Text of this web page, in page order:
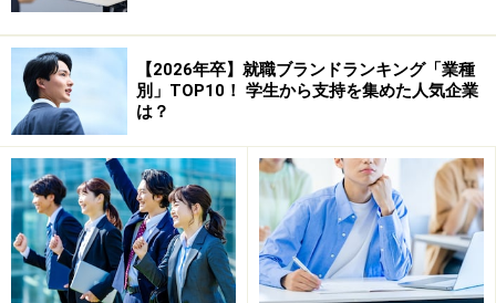
就職活動とは「そこで働くあなたの姿をどれだけ想像し
てもらえるか」であって、自慢話を披露する場所ではな
い。それを思い出そう。
「他人に胸を張って言えること」を探し、それを上手に
表現することが自己PRの全てではない。あなたが他人を
本当に評価するのはどんな時だろう。そして“他人から見
て「偉いね、凄いね、良くやったね！」と評価して貰え
【2026年卒】就職ブランドランキング「業種
別」TOP10！ 学生から支持を集めた人気企業
は？